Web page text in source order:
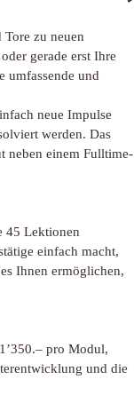
zu neuen
gerade erst Ihre
umfassende und
neue Impulse
werden. Das
neben einem Fulltime-
45 Lektionen
einfach macht,
Ihnen ermöglichen,
pro Modul,
und die